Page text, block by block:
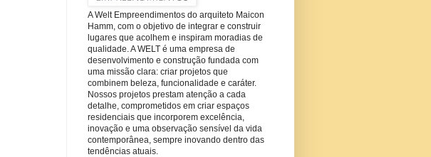
A Welt Empreendimentos do arquiteto Maicon
Hamm, com o objetivo de integrar e construir
lugares que acolhem e inspiram moradias de
qualidade. A WELT é uma empresa de
desenvolvimento e construção fundada com
uma missão clara: criar projetos que
combinem beleza, funcionalidade e caráter.
Nossos projetos prestam atenção a cada
detalhe, comprometidos em criar espaços
residenciais que incorporem excelência,
inovação e uma observação sensível da vida
contemporânea, sempre inovando dentro das
tendências atuais.